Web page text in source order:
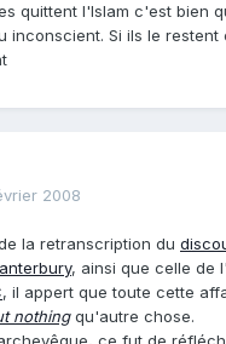
quittent l'Islam c'est bien
inconscient. Si ils le
2008
la retranscription du
, ainsi que celle de l'
, il appert que toute cette
nothingqu'autre chose.